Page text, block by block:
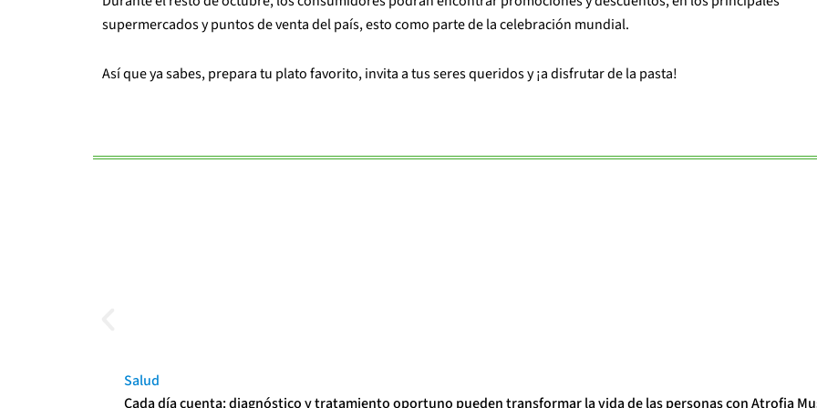
supermercados y puntos de venta del país, esto como parte de la celebración mundial.
Así que ya sabes, prepara tu plato favorito, invita a tus seres queridos y ¡a disfrutar de la pasta!
Salud
Cada día cuenta: diagnóstico y tratamiento oportuno pueden transformar la vida de las personas con Atrofia